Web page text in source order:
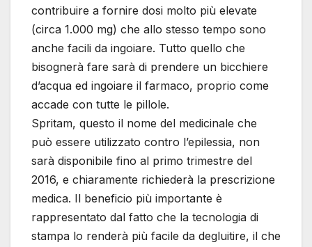
contribuire a fornire dosi molto più elevate
(circa 1.000 mg) che allo stesso tempo sono
anche facili da ingoiare. Tutto quello che
bisognerà fare sarà di prendere un bicchiere
d’acqua ed ingoiare il farmaco, proprio come
accade con tutte le pillole.
Spritam, questo il nome del medicinale che
può essere utilizzato contro l’epilessia, non
sarà disponibile fino al primo trimestre del
2016, e chiaramente richiederà la prescrizione
medica. Il beneficio più importante è
rappresentato dal fatto che la tecnologia di
stampa lo renderà più facile da degluitire, il che